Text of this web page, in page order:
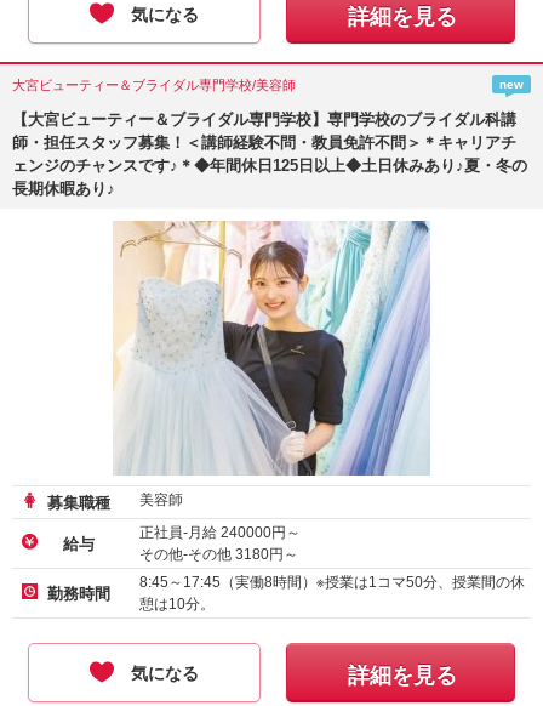
気になる 詳細を見る
大宮ビューティー＆ブライダル専門学校/美容師 new
【大宮ビューティー＆ブライダル専門学校】専門学校のブライダル科講
師・担任スタッフ募集！＜講師経験不問・教員免許不問＞＊キャリアチ
ェンジのチャンスです♪＊◆年間休日125日以上◆土日休みあり♪夏・冬の
長期休暇あり♪
募集職種 美容師
給与
正社員-月給 240000円～
その他-その他 3180円～
勤務時間
8:45～17:45（実働8時間）※授業は1コマ50分、授業間の休
憩は10分。
気になる 詳細を見る